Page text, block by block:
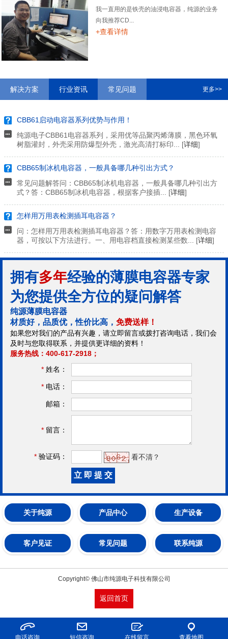
我一直用的是铁壳的油浸电容器，纯源的业务
向我推荐CD...
+查看详情
解决方案 行业资讯 常见问题 更多>>
CBB61启动电容器系列优势与作用！
纯源电子CBB61电容器系列，采用优等品聚丙烯薄膜，黑色环氧
树脂灌封，外壳采用防爆型外壳，激光高清打标印... [详细]
CBB65制冰机电容器，一般具备哪几种引出方式？
常见问题解答问：CBB65制冰机电容器，一般具备哪几种引出方
式？答：CBB65制冰机电容器，根据客户接插... [详细]
怎样用万用表检测插耳电容器？
问：怎样用万用表检测插耳电容器？答：用数字万用表检测电容
器，可按以下方法进行。一、用电容档直接检测某些数... [详细]
拥有多年经验的薄膜电容器专家
为您提供全方位的疑问解答
纯源薄膜电容器
材质好，品质优，性价比高， 免费送样！
如果您对我们的产品有兴趣，请立即留言或拨打咨询电话，我们会
及时与您取得联系，并提供更详细的资料！
服务热线：400-617-2918；
* 姓名：
* 电话：
邮箱：
* 留言：
* 验证码： 看不清？
关于纯源 产品中心 生产设备
客户见证 常见问题 联系纯源
Copyright© 佛山市纯源电子科技有限公司
返回首页
电话咨询 短信咨询 在线留言 查看地图